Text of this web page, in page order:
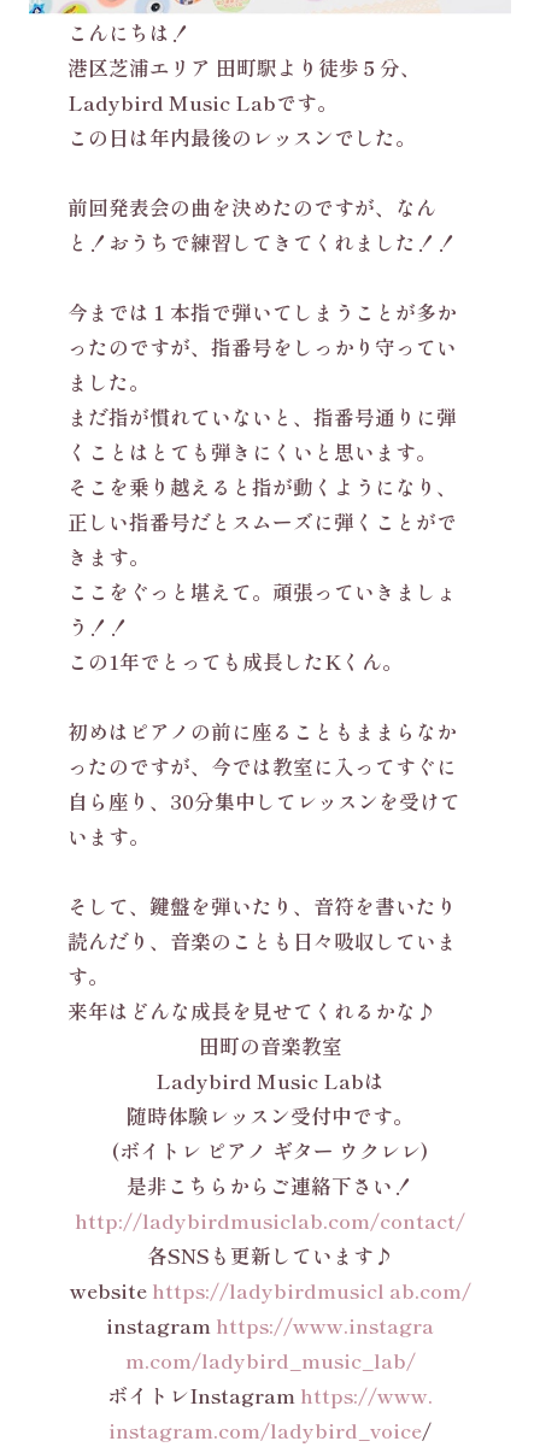
こんにちは！
港区芝浦エリア 田町駅より徒歩５分、
Ladybird Music Labです。
この日は年内最後のレッスンでした。
前回発表会の曲を決めたのですが、なん
と！おうちで練習してきてくれました！！
今までは１本指で弾いてしまうことが多か
ったのですが、指番号をしっかり守ってい
ました。
まだ指が慣れていないと、指番号通りに弾
くことはとても弾きにくいと思います。
そこを乗り越えると指が動くようになり、
正しい指番号だとスムーズに弾くことがで
きます。
ここをぐっと堪えて。頑張っていきましょ
う！！
この1年でとっても成長したKくん。
初めはピアノの前に座ることもままらなか
ったのですが、今では教室に入ってすぐに
自ら座り、30分集中してレッスンを受けて
います。
そして、鍵盤を弾いたり、音符を書いたり
読んだり、音楽のことも日々吸収していま
す。
来年はどんな成長を見せてくれるかな♪
田町の音楽教室
Ladybird Music Labは
随時体験レッスン受付中です。
(ボイトレ ピアノ ギター ウクレレ)
是非こちらからご連絡下さい！
http://ladybirdmusiclab.com/contact/
各SNSも更新しています♪
website https://ladybirdmusicl ab.com/
instagram https://www.instagra
m.com/ladybird_music_lab/
ボイトレInstagram https://www.
instagram.com/ladybird_voice/